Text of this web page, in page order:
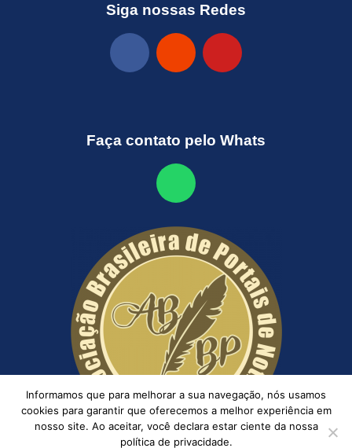
Siga nossas Redes
Faça contato pelo Whats
Informamos que para melhorar a sua navegação, nós usamos
cookies para garantir que oferecemos a melhor experiência em
nosso site. Ao aceitar, você declara estar ciente da nossa
política de privacidade.